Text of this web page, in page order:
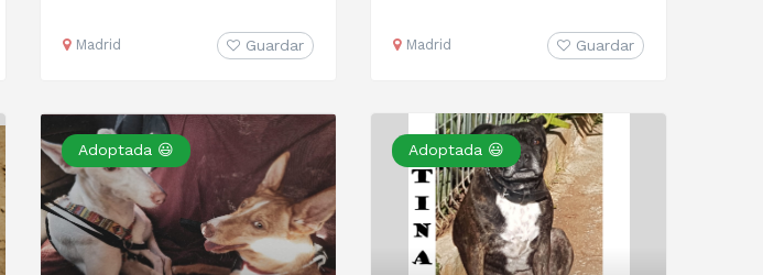
Madrid Guardar Madrid Guardar
Adoptada 😃 Adoptada 😃